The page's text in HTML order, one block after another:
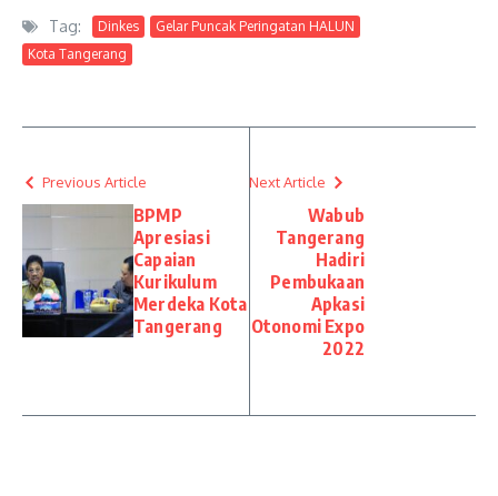
Tag: Dinkes
Gelar Puncak Peringatan HALUN
Kota Tangerang
Previous Article
BPMP
Apresiasi
Capaian
Kurikulum
Merdeka Kota
Tangerang
Next Article
Wabub
Tangerang
Hadiri
Pembukaan
Apkasi
Otonomi Expo
2022